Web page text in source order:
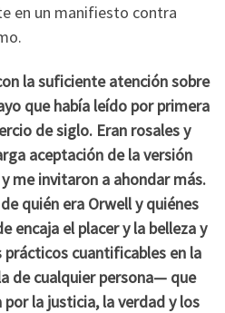
en un manifiesto contra
la suficiente atención sobre
que había leído por primera
de siglo. Eran rosales y
aceptación de la versión
me invitaron a ahondar más.
quién era Orwell y quiénes
encaja el placer y la belleza y
cuantificables en la
de cualquier persona— que
la justicia, la verdad y los